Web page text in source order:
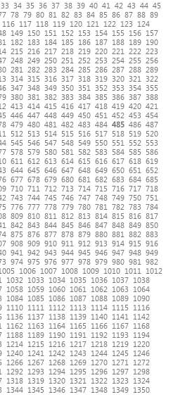
33 34 35 36 37 38 39 40 41 42 43 44 45
78 79 80 81 82 83 84 85 86 87 88 89
116 117 118 119 120 121 122 123
124
149 150 151 152 153 154 155 156 157
182 183 184 185 186 187 188 189 190
215 216 217 218 219 220 221 222
223
248 249 250 251 252 253 254 255
256
281 282 283 284 285 286 287 288 289
314 315 316 317 318 319 320 321
322
347 348 349 350 351 352 353 354 355
380 381 382 383 384 385 386 387 388
413 414 415 416 417 418 419 420 421
446 447 448 449 450 451 452 453 454
479 480 481 482 483 484 485 486 487
512 513 514 515 516 517 518 519 520
545 546 547 548 549 550 551 552
553
578 579 580 581 582 583 584 585
586
611 612 613 614 615 616 617 618 619
644 645 646 647 648 649 650 651
652
677 678 679 680 681 682 683 684 685
710 711 712 713 714 715 716 717 718
743 744 745 746 747 748 749 750 751
776 777 778 779 780 781 782 783 784
809 810 811 812 813 814 815 816 817
842 843 844 845 846 847 848 849 850
875 876 877 878 879 880 881 882 883
908 909 910 911 912 913 914 915 916
941 942 943 944 945 946 947 948 949
974 975 976 977 978 979 980 981
982
1006 1007 1008 1009 1010 1011
1012
1032 1033 1034 1035 1036 1037 1038
1058 1059 1060 1061 1062 1063
1064
1084 1085 1086 1087 1088 1089 1090
1110 1111 1112 1113 1114 1115
1116
1136 1137 1138 1139 1140 1141
1142
1162 1163 1164 1165 1166 1167 1168
1188 1189 1190 1191 1192 1193
1194
1214 1215 1216 1217 1218 1219 1220
1240 1241 1242 1243 1244 1245
1246
1266 1267 1268 1269 1270 1271
1272
1292 1293 1294 1295 1296 1297 1298
1318 1319 1320 1321 1322 1323
1324
1344 1345 1346 1347 1348 1349 1350